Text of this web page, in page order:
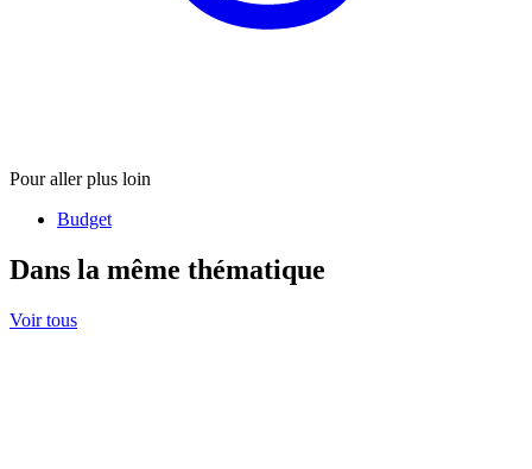
Pour aller plus loin
Budget
Dans la même thématique
Voir tous